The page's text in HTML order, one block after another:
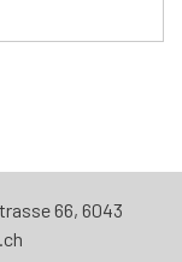
66, 6043